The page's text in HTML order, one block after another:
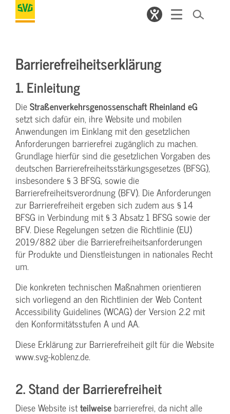
Barrierefreiheitserklärung
1. Einleitung
DieStraßenverkehrsgenossenschaft Rheinland eG
setzt sich dafür ein, ihre Website und mobilen
Anwendungen im Einklang mit den gesetzlichen
Anforderungen barrierefrei zugänglich zu machen.
Grundlage hierfür sind die gesetzlichen Vorgaben des
deutschen Barrierefreiheitsstärkungsgesetzes (BFSG),
insbesondere § 3 BFSG, sowie die
Barrierefreiheitsverordnung (BFV). Die Anforderungen
zur Barrierefreiheit ergeben sich zudem aus § 14
BFSG in Verbindung mit § 3 Absatz 1 BFSG sowie der
BFV. Diese Regelungen setzen die Richtlinie (EU)
2019/882 über die Barrierefreiheitsanforderungen
für Produkte und Dienstleistungen in nationales Recht
um.
Die konkreten technischen Maßnahmen orientieren
sich vorliegend an den Richtlinien der Web Content
Accessibility Guidelines (WCAG) der Version 2.2 mit
den Konformitätsstufen A und AA.
Diese Erklärung zur Barrierefreiheit gilt für die Website
www.svg-koblenz.de.
2. Stand der Barrierefreiheit
Diese Website istteilweise barrierefrei, da nicht alle